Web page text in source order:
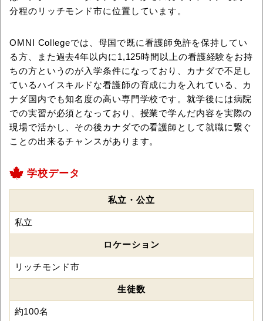
分程のリッチモンド市に位置しています。
OMNI Collegeでは、母国で既に看護師免許を保持してい
る方、また過去4年以内に1,125時間以上の看護経験をお持
ちの方というのが入学条件になっており、カナダで不足し
ているハイスキルドな看護師の育成に力を入れている、カ
ナダ国内でも知名度の高い専門学校です。就学後には病院
での実習が必須となっており、授業で学んだ内容を実際の
現場で活かし、その後カナダでの看護師として就職に繋ぐ
ことの出来るチャンスがあります。
学校データ
私立・公立
私立
ロケーション
リッチモンド市
生徒数
約100名